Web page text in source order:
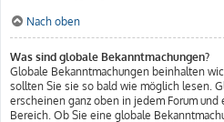
Nach oben
Was sind globale Bekanntmachungen?
Globale Bekanntmachungen beinhalten
sollten Sie sie so bald wie möglich lesen.
erscheinen ganz oben in jedem Forum
Bereich. Ob Sie eine globale